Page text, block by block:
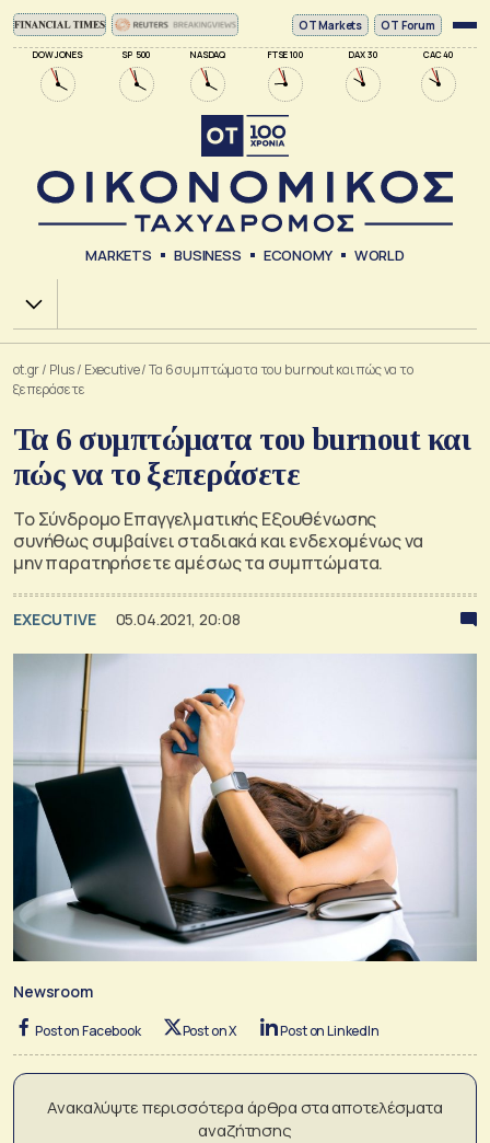
DOW JONES SP 500 NASDAQ FTSE 100 DAX 30 CAC 40
ΟΤ Markets OT Forum
MARKETS BUSINESS ECONOMY WORLD
Χ.Α.
ot.gr/ Plus/ Executive/Τα 6 συμπτώματα του burnout και πώς να το
ξεπεράσετε
Τα 6 συμπτώματα του burnout και
πώς να το ξεπεράσετε
Το Σύνδρομο Επαγγελματικής Εξουθένωσης
συνήθως συμβαίνει σταδιακά και ενδεχομένως να
μην παρατηρήσετε αμέσως τα συμπτώματα.
EXECUTIVE 05.04.2021, 20:08
Newsroom
Post on Facebook Post on X Post on LinkedIn
Ανακαλύψτε περισσότερα άρθρα στα αποτελέσματα
αναζήτησης